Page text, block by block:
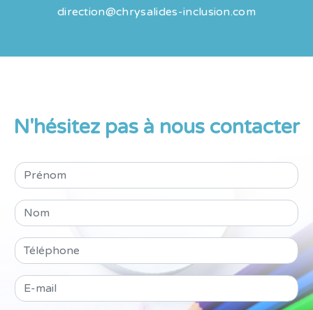
direction@chrysalides-inclusion.com
N'hésitez pas à nous contacter